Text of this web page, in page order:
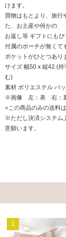
けます。
買物はもとより、旅行
た、お土産や何かの
お返し等 ギフトにもぴ
付属のポーチが無くて
ポケットがひとつあり
サイズ 幅50 x 縦42 (
む)
素材 ポリエステル バ
※画像 左：表 右：
○この商品のみの送料
※ただし決済システム
意願います。
1